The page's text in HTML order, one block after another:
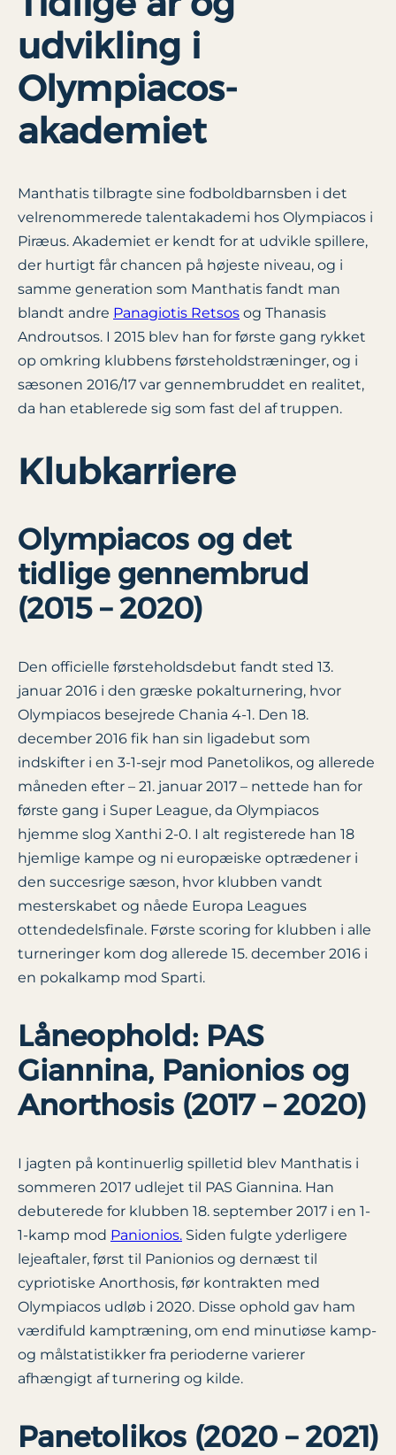
udvikling i
Olympiacos-
akademiet
Manthatis tilbragte sine fodboldbarnsben i det
velrenommerede talentakademi hos Olympiacos i
Piræus. Akademiet er kendt for at udvikle spillere,
der hurtigt får chancen på højeste niveau, og i
samme generation som Manthatis fandt man
blandt andre Panagiotis Retsos og Thanasis
Androutsos. I 2015 blev han for første gang rykket
op omkring klubbens førsteholdstræninger, og i
sæsonen 2016/17 var gennembruddet en realitet,
da han etablerede sig som fast del af truppen.
Klubkarriere
Olympiacos og det
tidlige gennembrud
(2015 – 2020)
Den officielle førsteholdsdebut fandt sted 13.
januar 2016 i den græske pokalturnering, hvor
Olympiacos besejrede Chania 4-1. Den 18.
december 2016 fik han sin ligadebut som
indskifter i en 3-1-sejr mod Panetolikos, og allerede
måneden efter – 21. januar 2017 – nettede han for
første gang i Super League, da Olympiacos
hjemme slog Xanthi 2-0. I alt registerede han 18
hjemlige kampe og ni europæiske optrædener i
den succesrige sæson, hvor klubben vandt
mesterskabet og nåede Europa Leagues
ottendedelsfinale. Første scoring for klubben i alle
turneringer kom dog allerede 15. december 2016 i
en pokalkamp mod Sparti.
Låneophold: PAS
Giannina, Panionios og
Anorthosis (2017 – 2020)
I jagten på kontinuerlig spilletid blev Manthatis i
sommeren 2017 udlejet til PAS Giannina. Han
debuterede for klubben 18. september 2017 i en 1-
1-kamp mod Panionios. Siden fulgte yderligere
lejeaftaler, først til Panionios og dernæst til
cypriotiske Anorthosis, før kontrakten med
Olympiacos udløb i 2020. Disse ophold gav ham
værdifuld kamptræning, om end minutiøse kamp-
og målstatistikker fra perioderne varierer
afhængigt af turnering og kilde.
Panetolikos (2020 – 2021)